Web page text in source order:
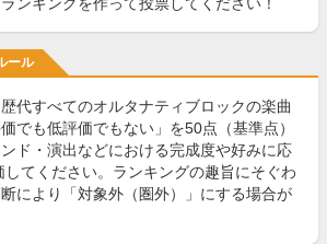
ール
代すべてのオルタナティブロックの楽曲
でも低評価でもない」を50点（基準点）
ド・演出などにおける完成度や好みに応
してください。ランキングの趣旨にそぐわ
により「対象外（圏外）」にする場合が